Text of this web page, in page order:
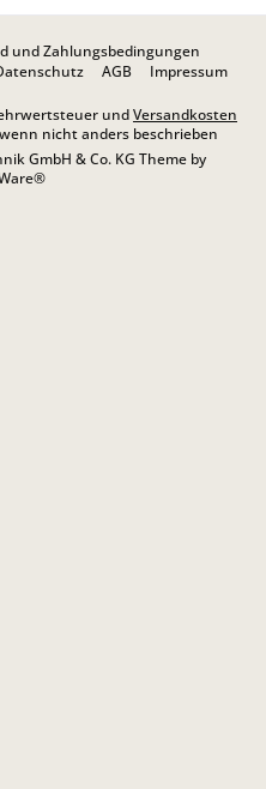
und Zahlungsbedingungen
AGB Impressum
undVersandkosten
nicht anders beschrieben
GmbH & Co. KG Theme by